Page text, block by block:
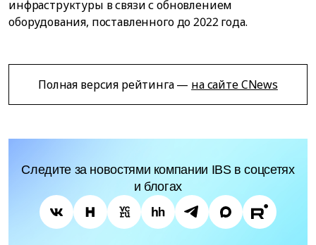
инфраструктуры в связи с обновлением
оборудования, поставленного до 2022 года.
Полная версия рейтинга — на сайте CNews
Следите за новостями компании IBS в соцсетях
и блогах